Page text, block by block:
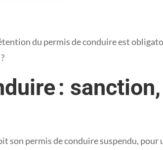
du permis de conduire est
:
permis de conduire suspendu, pour